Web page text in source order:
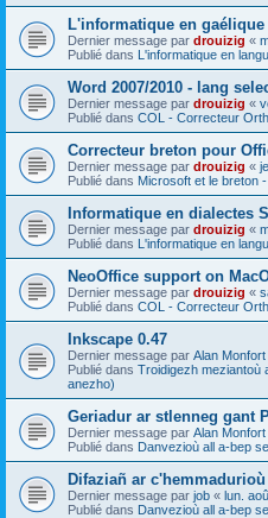
L'informatique en gaélique
Dernier message par drouizig «
Publié dans L'informatique en
Word 2007/2010 - lang
Dernier message par drouizig «
Publié dans COL - Correcteur
Correcteur breton pour
Dernier message par drouizig «
Publié dans Microsoft et le breton
Informatique en dialectes
Dernier message par drouizig «
Publié dans L'informatique en
NeoOffice support on
Dernier message par drouizig «
Publié dans COL - Correcteur
Inkscape 0.47
Dernier message par Alan Monfort
Publié dans Troidigezh meziantoù
anezho)
Geriadur ar stlenneg gant
Dernier message par Alan Monfort
Publié dans Danvezioù all a-bep
Difaziañ ar c'hemmadurioù
Dernier message par job « lun.
Publié dans Danvezioù all a-bep